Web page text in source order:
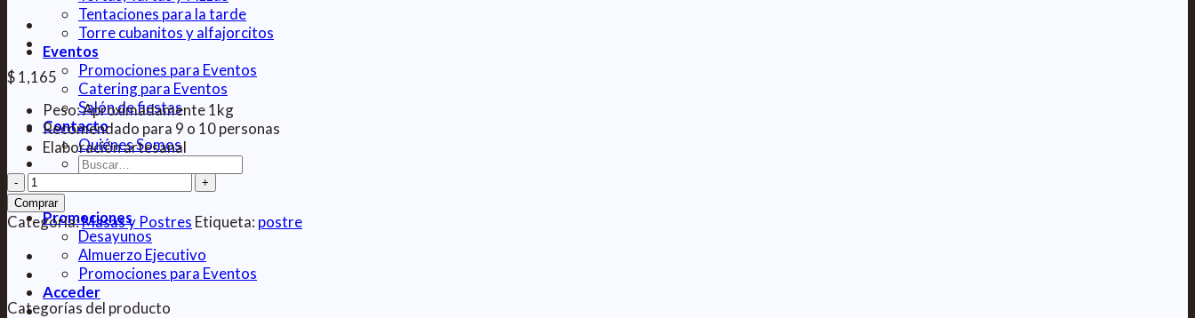
Tentaciones para la tarde
Torre cubanitos y alfajorcitos
Eventos
Promociones para Eventos
Catering para Eventos
Salón de fiestas
Contacto
Quiénes Somos
Buscar
por:
Promociones
Desayunos
Almuerzo Ejecutivo
Promociones para Eventos
Acceder
$1,165
Peso: Aproximadamente 1kg
Recomendado para 9 o 10 personas
Elaboración artesanal
Postre
de
Durazno
cantidad
Comprar
Categoría:Masas y Postres Etiqueta: postre
Categorías del producto